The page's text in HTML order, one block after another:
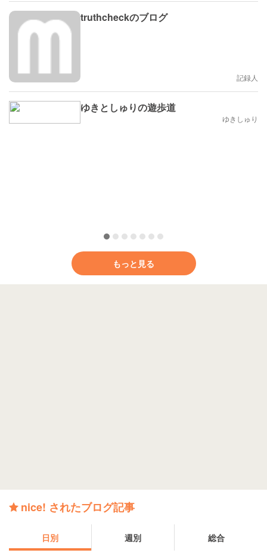
truthcheckのブログ
記録人
ゆきとしゅりの遊歩道
ゆきしゅり
もっと見る
nice! されたブログ記事
日別 週別 総合